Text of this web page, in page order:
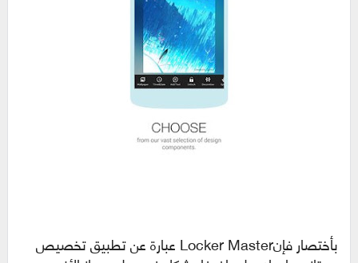
بأختصار فإنLocker Master عبارة عن تطبيق تخصيص